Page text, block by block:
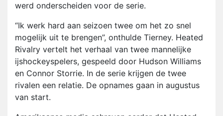
werd onderscheiden voor de serie.
“Ik werk hard aan seizoen twee om het zo snel
mogelijk uit te brengen”, onthulde Tierney. Heated
Rivalry vertelt het verhaal van twee mannelijke
ijshockeyspelers, gespeeld door Hudson Williams
en Connor Storrie. In de serie krijgen de twee
rivalen een relatie. De opnames gaan in augustus
van start.